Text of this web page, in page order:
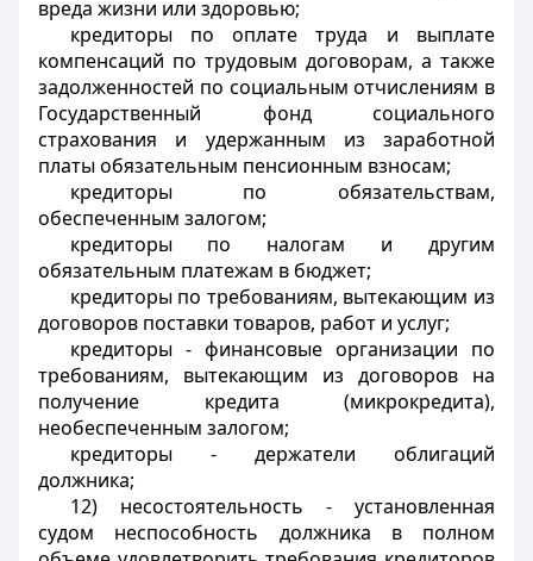
вреда жизни или здоровью;
кредиторы по оплате труда и выплате
компенсаций по трудовым договорам, а также
задолженностей по социальным отчислениям в
Государственный фонд социального
страхования и удержанным из заработной
платы обязательным пенсионным взносам;
кредиторы по обязательствам,
обеспеченным залогом;
кредиторы по налогам и другим
обязательным платежам в бюджет;
кредиторы по требованиям, вытекающим из
договоров поставки товаров, работ и услуг;
кредиторы - финансовые организации по
требованиям, вытекающим из договоров на
получение кредита (микрокредита),
необеспеченным залогом;
кредиторы - держатели облигаций
должника;
12) несостоятельность - установленная
судом неспособность должника в полном